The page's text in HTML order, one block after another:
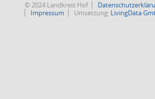
© 2024 Landkreis Hof
Impressum
Umsetzung: LivingData